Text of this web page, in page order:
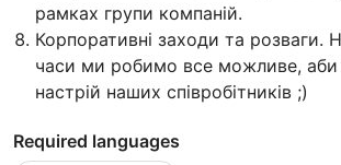
рамках групи компаній.
Корпоративні заходи та розваги.
часи ми робимо все можливе, аби
настрій наших співробітників ;)
Required languages